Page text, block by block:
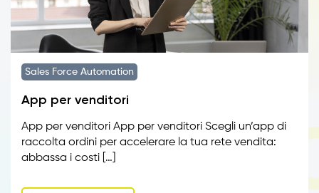
Sales Force Automation
App per venditori
App per venditori App per venditori Scegli un’app di
raccolta ordini per accelerare la tua rete vendita:
abbassa i costi […]